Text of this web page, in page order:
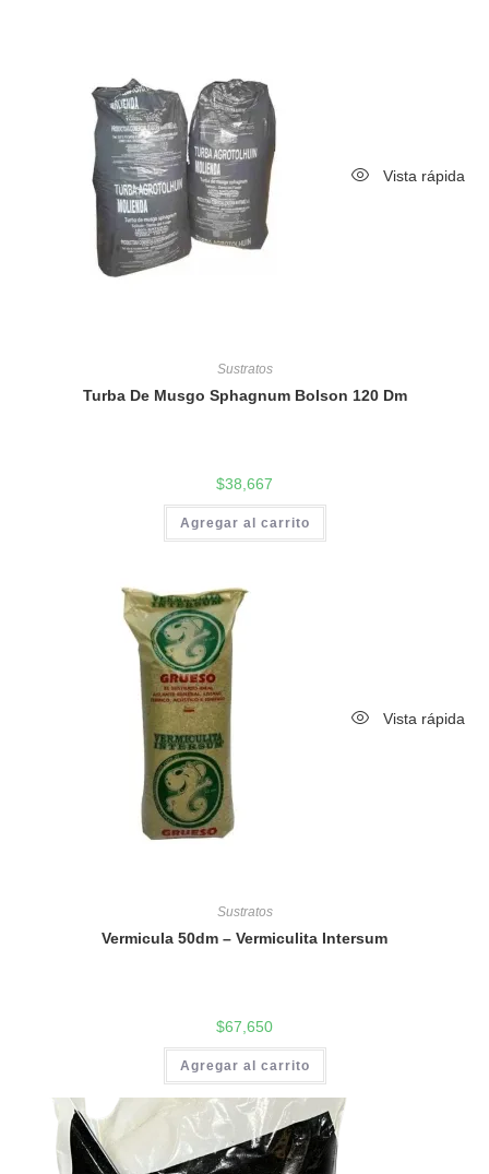
Vista rápida
Sustratos
Turba De Musgo Sphagnum Bolson 120 Dm
$38,667
Agregar al carrito
Vista rápida
Sustratos
Vermicula 50dm – Vermiculita Intersum
$67,650
Agregar al carrito